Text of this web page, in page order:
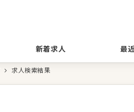
新着求人 最
求人検索結果